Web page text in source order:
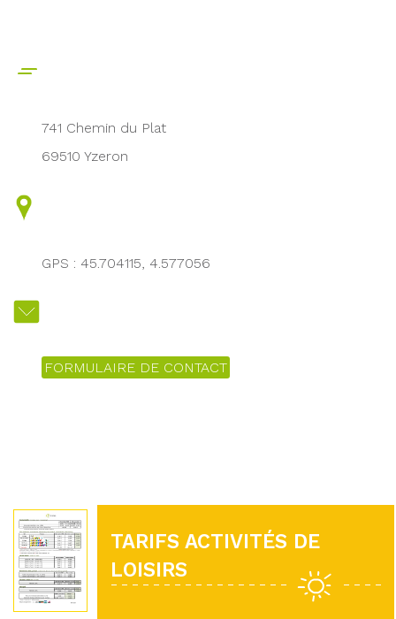
741 Chemin du Plat
69510 Yzeron
GPS : 45.704115, 4.577056
FORMULAIRE DE CONTACT
TARIFS ACTIVITÉS DE
LOISIRS